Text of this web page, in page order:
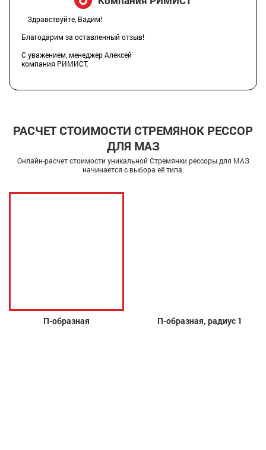
Здравствуйте, Вадим!
Благодарим за оставленный отзыв!
С уважением, менеджер Алексей
компания РИМИСТ.
РАСЧЕТ СТОИМОСТИ СТРЕМЯНОК РЕССОР
ДЛЯ МАЗ
Онлайн-расчет стоимости уникальной Стремянки рессоры для МАЗ
начинается с выбора её типа.
П-образная П-образная, радиус 1